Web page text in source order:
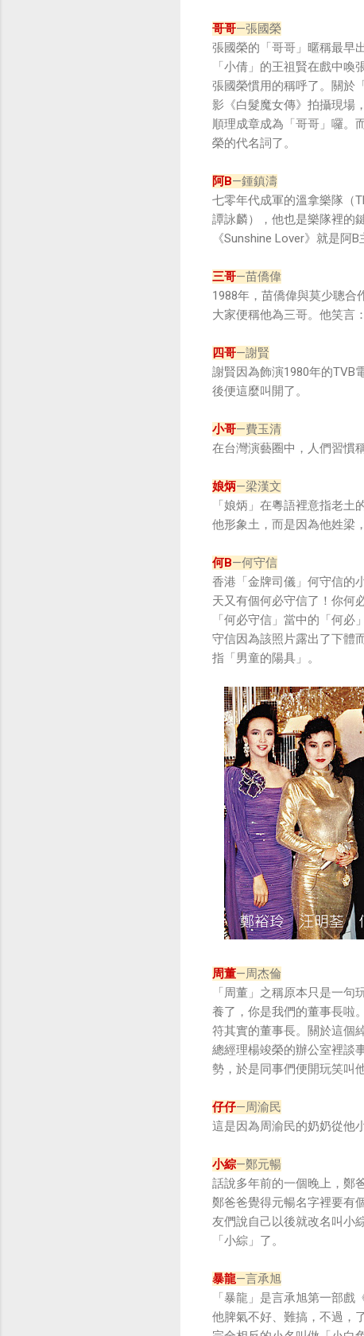
哥哥—張國榮
張國榮的「哥哥」暱稱最早
「小倩」的王祖賢在戲中
張國榮慣用的稱呼了。關於
影《白髮魔女傳》拍攝現場
順理成章成為「哥哥」囉。
榮的代名詞了。
阿B—鍾鎮濤
七零年代成軍的溫拿樂隊（
譚詠麟），他也是樂隊裡的
《Sunshine Lover》就是阿B
三哥—苗僑偉
1988年，苗僑偉與莫少聰合
大家便稱他為三哥。他笑言
四哥—謝賢
謝賢因為飾演1980年的TVB
後便這麼叫開了。
小哥—費玉清
在台灣演藝圈中，人們習慣
娘炳—梁漢文
「娘炳」在粵語裡意指老
他形象土，而是因為他姓梁
何B—何守信
香港「金牌司儀」何守信的
天又有個何必守信了！你何
「何必守信」當中的「何
守信因為該照片露出了下體
指「男童的陽具」。
周董—周杰倫
「周董」之稱原本只是一
養了，你是我們的董事長啦
符其實的董事長。關於這個
總經理楊竣榮的辦公室裡談
勢，於是同事們便開玩笑叫
仔仔—周渝民
這是因為周渝民的奶奶從他
小綜—鄭元暢
話說多年前的一個晚上，鄭
鄭爸爸覺得元暢名字裡要有
友們說自己以後就改名叫小
「小綜」了。
暴龍—言承旭
「暴龍」是言承旭第一部
他脾氣不好、難搞，不過，